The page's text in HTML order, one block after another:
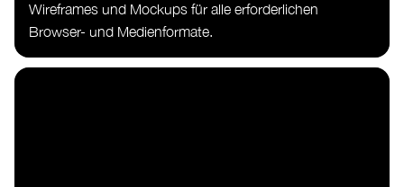
Wireframes und Mockups für alle erforderlichen
Browser- und Medienformate.